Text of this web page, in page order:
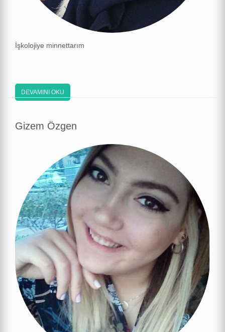
İşkolojiye minnettarım
DEVAMINI OKU
Gizem Özgen